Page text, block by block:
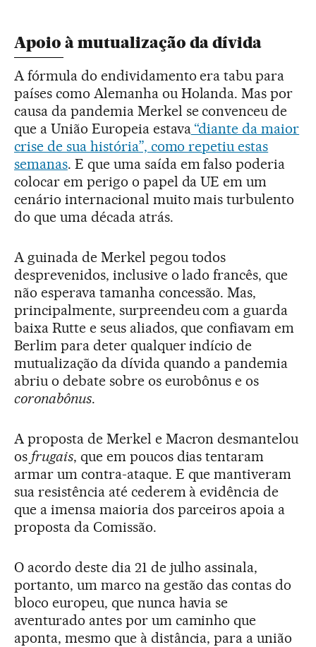
Apoio à mutualização da dívida
A fórmula do endividamento era tabu para
países como Alemanha ou Holanda. Mas por
causa da pandemia Merkel se convenceu de
que a União Europeia estava“diante da maior
crise de sua história”, como repetiu estas
semanas. E que uma saída em falso poderia
colocar em perigo o papel da UE em um
cenário internacional muito mais turbulento
do que uma década atrás.
A guinada de Merkel pegou todos
desprevenidos, inclusive o lado francês, que
não esperava tamanha concessão. Mas,
principalmente, surpreendeu com a guarda
baixa Rutte e seus aliados, que confiavam em
Berlim para deter qualquer indício de
mutualização da dívida quando a pandemia
abriu o debate sobre os eurobônus e os
coronabônus.
A proposta de Merkel e Macron desmantelou
os frugais, que em poucos dias tentaram
armar um contra-ataque. E que mantiveram
sua resistência até cederem à evidência de
que a imensa maioria dos parceiros apoia a
proposta da Comissão.
O acordo deste dia 21 de julho assinala,
portanto, um marco na gestão das contas do
bloco europeu, que nunca havia se
aventurado antes por um caminho que
aponta, mesmo que à distância, para a união